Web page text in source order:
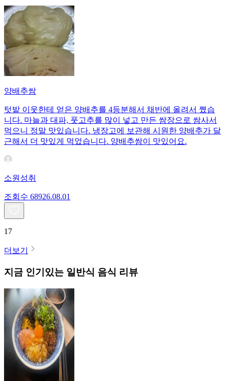
양배추쌈
텃밭 이웃한테 얻은 양배추를 4등분해서 채반에 올려서 쪘습
니다. 마늘과 대파, 풋고추를 많이 넣고 만든 쌈장으로 쌈사서
먹으니 정말 맛있습니다. 냉장고에 보관해 시원한 양배추가 달
근해서 더 맛있게 먹었습니다. 양배추쌈이 맛있어요.
소원성취
조회수 68926.08.01
17
더보기
지금 인기있는 일반식 음식 리뷰